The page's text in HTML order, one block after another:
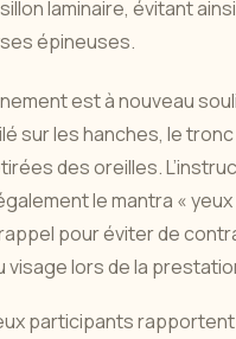
laminaire, évitant
épineuses.
est à nouveau
sur les hanches, le
des oreilles.
le mantra «
pour éviter de
visage lors de la
participants